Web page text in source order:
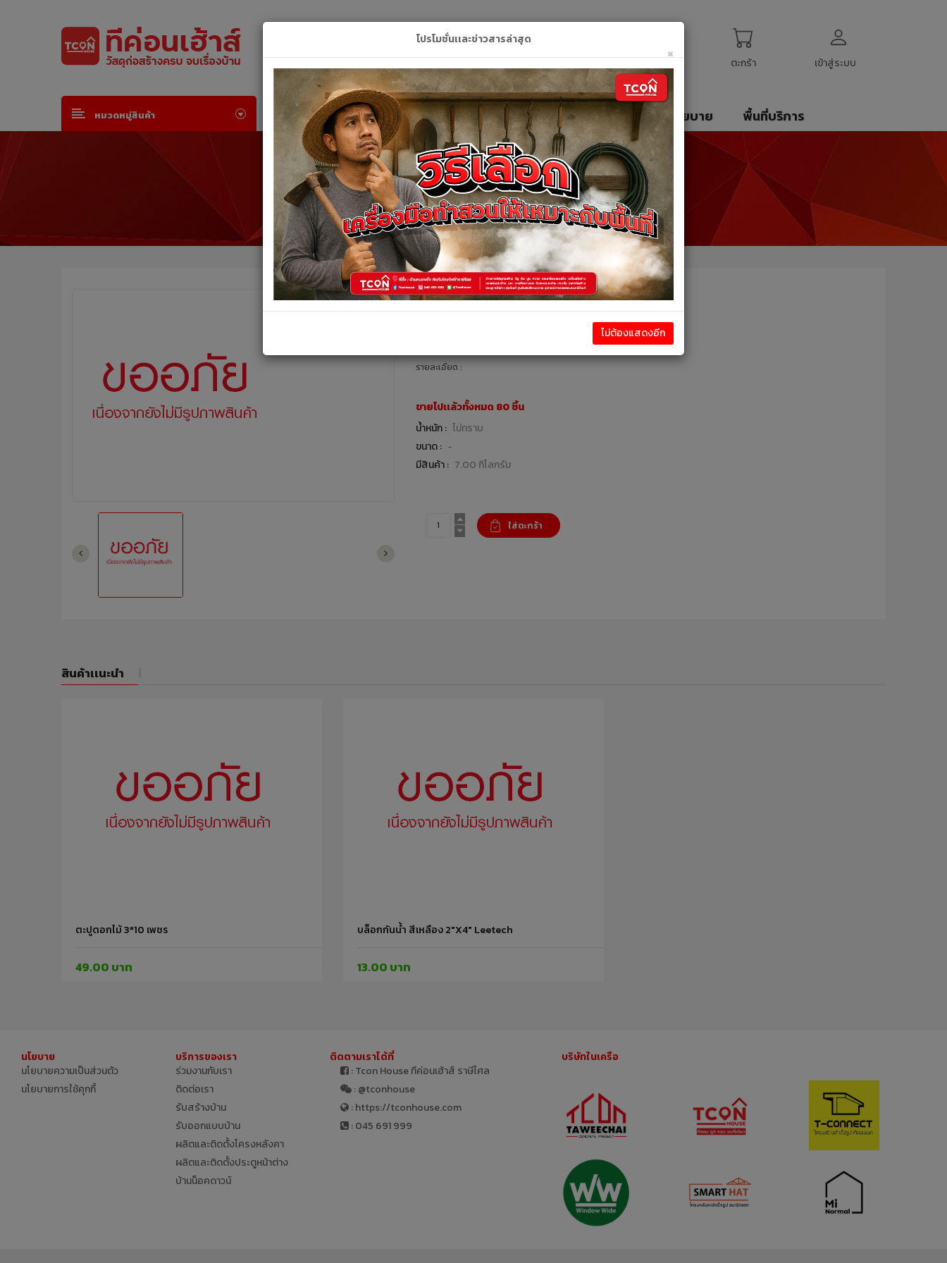
เข้าสู่ระบบ
ตะกร้า
หมวดหมู่สินค้า หน้าหลัก สินค้า คูปอง บริการของเรา ติดต่อเรา นโยบาย พื้นที่บริการ
รายละเอียดสินค้า
รายละเอียดสินค้า
ตะปูตอกไม้ 3*10 เพชร
รายละเอียด :
ขายไปเเล้วทั้งหมด 80 ชิ้น
น้ำหนัก : ไม่ทราบ
ขนาด : -
มีสินค้า : 7.00 กิโลกรัม
สินค้าเเนะนำ
ตะปูตอกไม้ 3*10 เพชร
49.00 บาท
บล็อกกันน้ำ สีเหลือง 2"x4" Leetech
13.00 บาท
นโยบาย
นโยบายความเป็นส่วนตัว
นโยบายการใช้คุกกี้
บริการของเรา
ร่วมงานกับเรา
ติดต่อเรา
รับสร้างบ้าน
รับออกแบบบ้าน
ผลิตและติดตั้งโครงหลังคา
ผลิตและติดตั้งประตูหน้าต่าง
บ้านน็อคดาวน์
ติดตามเราได้ที่
: Tcon House ทีค่อนเฮ้าส์ ราษีไศล
: @tconhouse
: https://tconhouse.com
: 045 691 999
บริษัทในเครือ
โปรโมชั่นเเละข่าวสารล่าสุด
×
ไม่ต้องแสดงอีก